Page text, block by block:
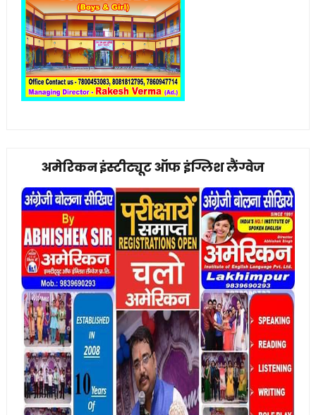
अमेरिकन इंस्टीट्यूट ऑफ इंग्लिश लैंग्वेज